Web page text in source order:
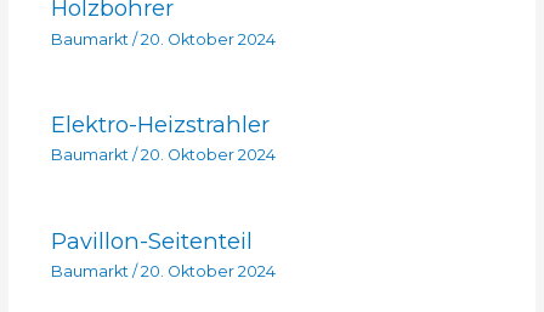
Holzbohrer
Baumarkt /20. Oktober 2024
Elektro-Heizstrahler
Baumarkt/ 20. Oktober 2024
Pavillon-Seitenteil
Baumarkt/ 20. Oktober 2024